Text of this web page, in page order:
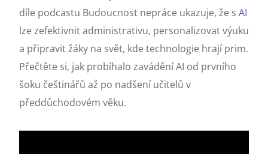
díle podcastu Budoucnost nepráce ukazuje, že s AI
lze zefektivnit administrativu, personalizovat výuku
a připravit žáky na svět, kde technologie hrají prim.
Přečtěte si, jak probíhalo zavádění AI od prvního
šoku češtinářů až po nadšení učitelů v
předdůchodovém věku.